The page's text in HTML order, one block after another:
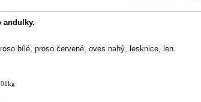
andulky.
roso bílé, proso červené, oves nahý, lesknice, len.